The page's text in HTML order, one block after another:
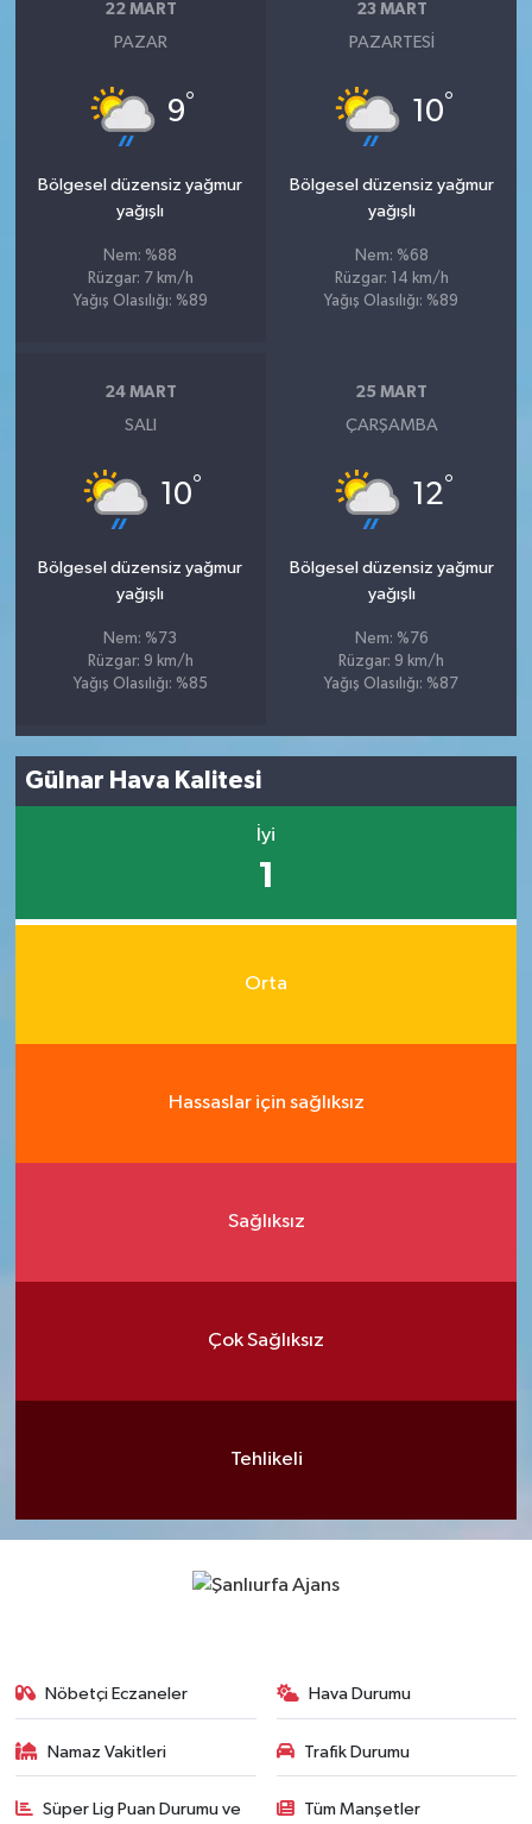
22 MART
PAZAR
9°
Bölgesel düzensiz yağmur
yağışlı
Nem: %88
Rüzgar: 7 km/h
Yağış Olasılığı: %89
23 MART
PAZARTESI
10°
Bölgesel düzensiz yağmur
yağışlı
Nem: %68
Rüzgar: 14 km/h
Yağış Olasılığı: %89
24 MART
SALI
10°
Bölgesel düzensiz yağmur
yağışlı
Nem: %73
Rüzgar: 9 km/h
Yağış Olasılığı: %85
25 MART
ÇARŞAMBA
12°
Bölgesel düzensiz yağmur
yağışlı
Nem: %76
Rüzgar: 9 km/h
Yağış Olasılığı: %87
Gülnar Hava Kalitesi
İyi
1
Orta
Hassaslar için sağlıksız
Sağlıksız
Çok Sağlıksız
Tehlikeli
Nöbetçi Eczaneler Hava Durumu
Namaz Vakitleri Trafik Durumu
Süper Lig Puan Durumu ve Tüm Manşetler